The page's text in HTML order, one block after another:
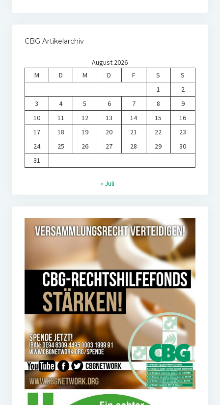
CBG Artikelarchiv
August 2026
M
D M D F S
S
1
2
3
4 5 6 7 8
9
10
11 12 13 14 15
16
17
18 19 20 21 22
23
24
25 26 27 28 29
30
31
« Juli